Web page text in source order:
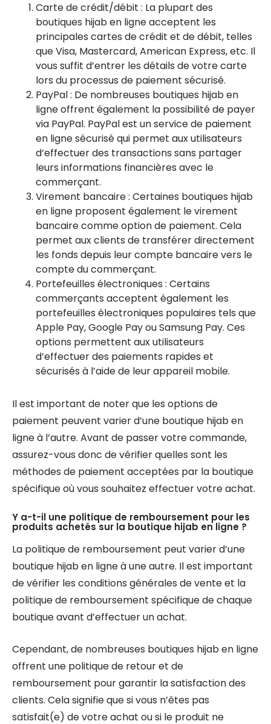
Carte de crédit/débit : La plupart des
boutiques hijab en ligne acceptent les
principales cartes de crédit et de débit, telles
que Visa, Mastercard, American Express, etc. Il
vous suffit d’entrer les détails de votre carte
lors du processus de paiement sécurisé.
PayPal : De nombreuses boutiques hijab en
ligne offrent également la possibilité de payer
via PayPal. PayPal est un service de paiement
en ligne sécurisé qui permet aux utilisateurs
d’effectuer des transactions sans partager
leurs informations financières avec le
commerçant.
Virement bancaire : Certaines boutiques hijab
en ligne proposent également le virement
bancaire comme option de paiement. Cela
permet aux clients de transférer directement
les fonds depuis leur compte bancaire vers le
compte du commerçant.
Portefeuilles électroniques : Certains
commerçants acceptent également les
portefeuilles électroniques populaires tels que
Apple Pay, Google Pay ou Samsung Pay. Ces
options permettent aux utilisateurs
d’effectuer des paiements rapides et
sécurisés à l’aide de leur appareil mobile.
Il est important de noter que les options de
paiement peuvent varier d’une boutique hijab en
ligne à l’autre. Avant de passer votre commande,
assurez-vous donc de vérifier quelles sont les
méthodes de paiement acceptées par la boutique
spécifique où vous souhaitez effectuer votre achat.
Y a-t-il une politique de remboursement pour les
produits achetés sur la boutique hijab en ligne ?
La politique de remboursement peut varier d’une
boutique hijab en ligne à une autre. Il est important
de vérifier les conditions générales de vente et la
politique de remboursement spécifique de chaque
boutique avant d’effectuer un achat.
Cependant, de nombreuses boutiques hijab en ligne
offrent une politique de retour et de
remboursement pour garantir la satisfaction des
clients. Cela signifie que si vous n’êtes pas
satisfait(e) de votre achat ou si le produit ne